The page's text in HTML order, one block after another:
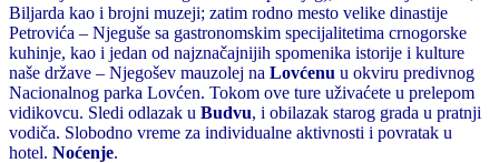
Biljarda kao i brojni muzeji; zatim rodno mesto velike dinastije
Petrovića – Njeguše sa gastronomskim specijalitetima crnogorske
kuhinje, kao i jedan od najznačajnijih spomenika istorije i kulture
naše države – Njegošev mauzolej na Lovćenu u okviru predivnog
Nacionalnog parka Lovćen. Tokom ove ture uživaćete u prelepom
vidikovcu. Sledi odlazak u Budvu, i obilazak starog grada u pratnji
vodiča. Slobodno vreme za individualne aktivnosti i povratak u
hotel. Noćenje.